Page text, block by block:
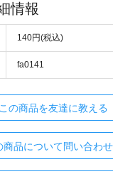
情報
140円(税込)
fa0141
この商品を友達に教える
商品について問い合わ